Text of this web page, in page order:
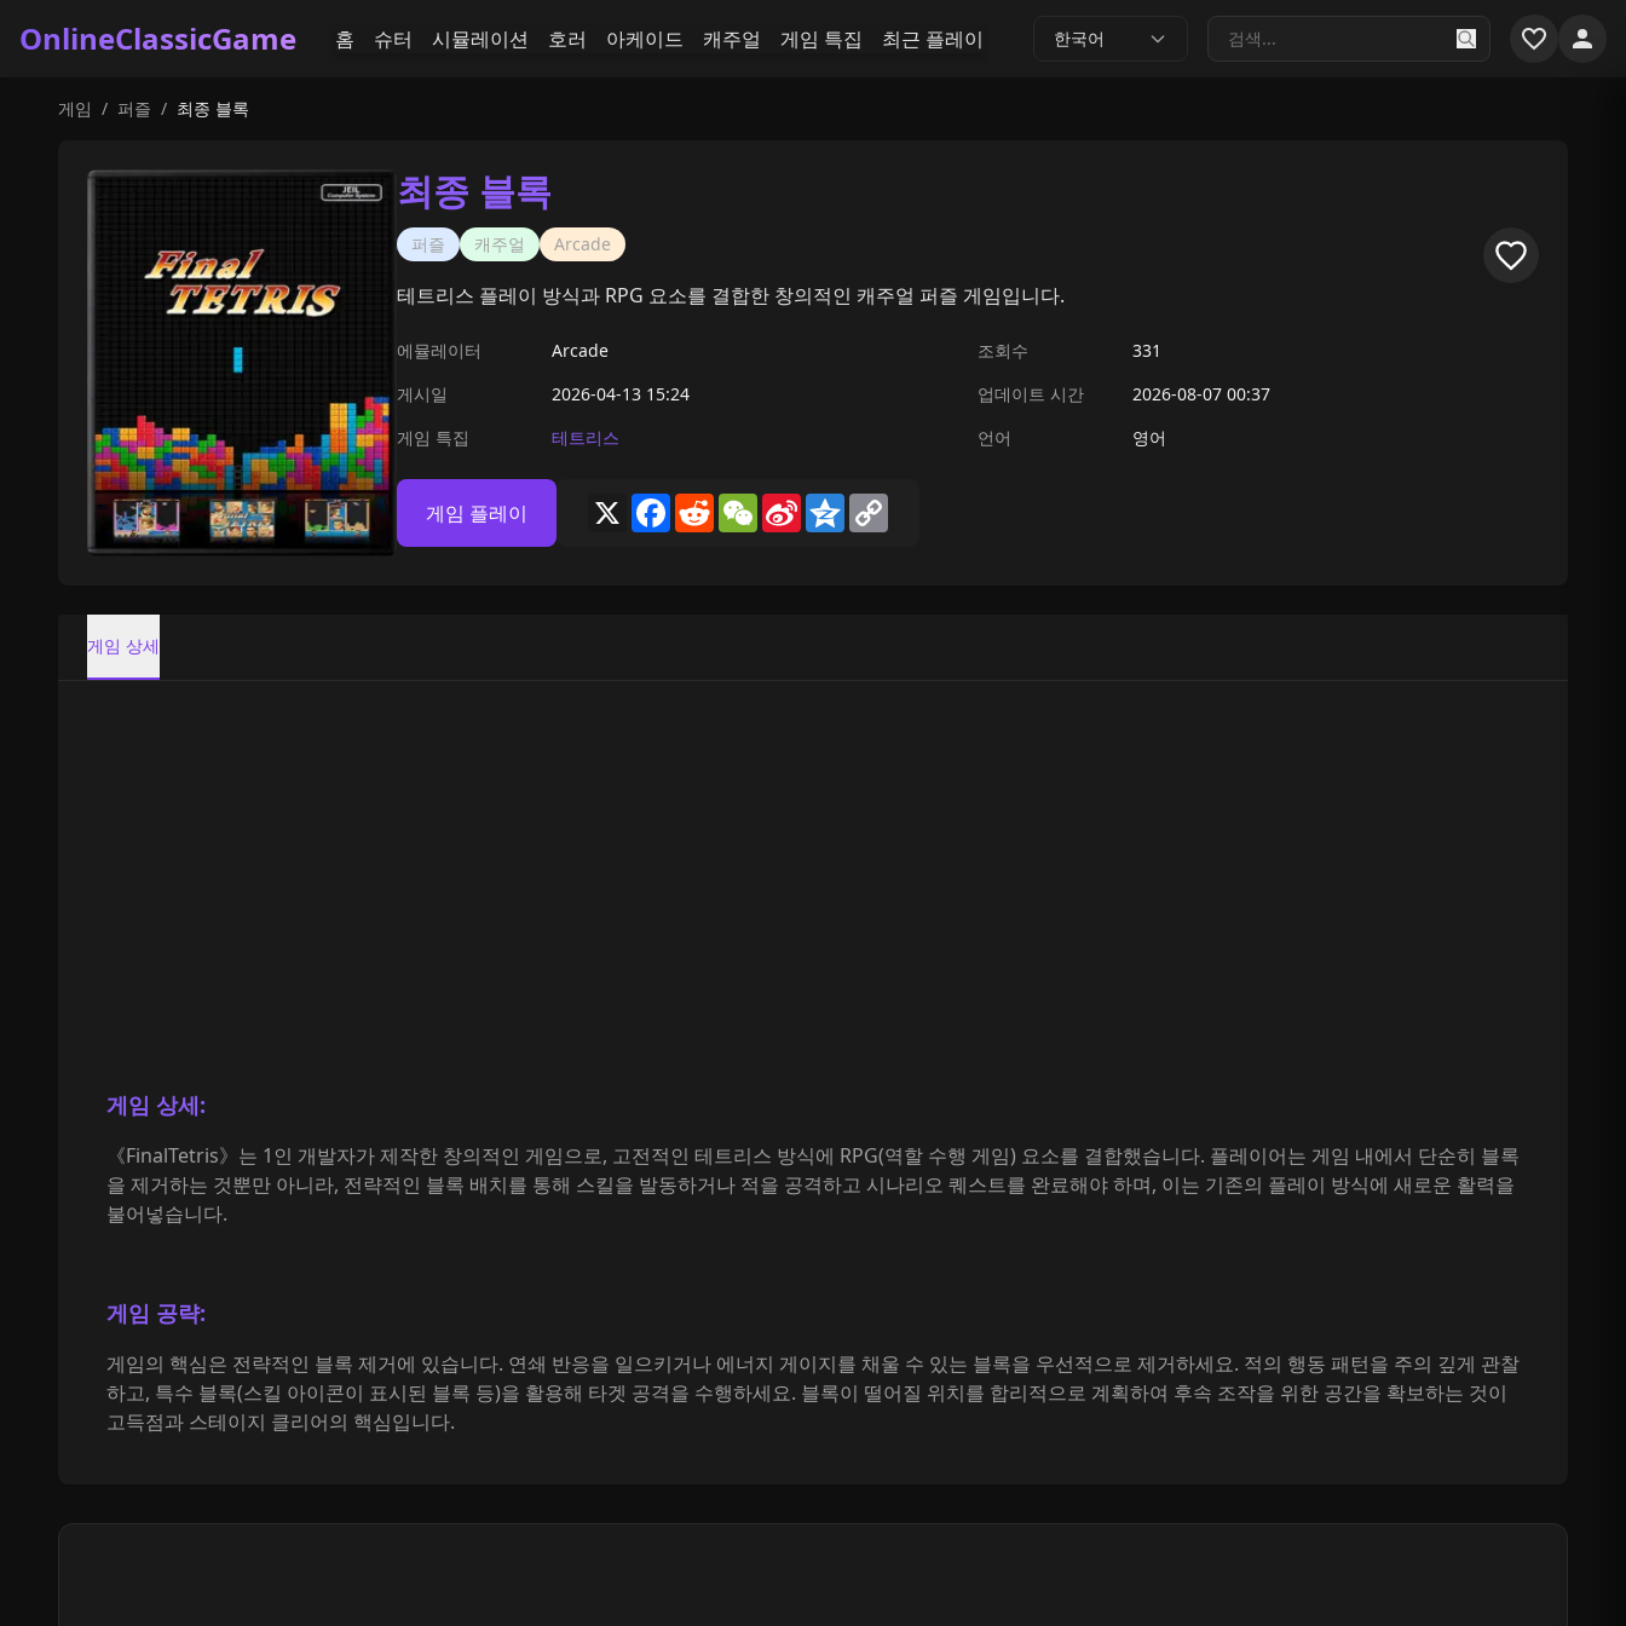
OnlineClassicGame 홈 슈터 시뮬레이션 호러 아케이드 캐주얼 게임 특집 최근 플레이 한국어
게임 / 퍼즐 / 최종 블록
최종 블록
퍼즐 캐주얼 Arcade
테트리스 플레이 방식과 RPG 요소를 결합한 창의적인 캐주얼 퍼즐 게임입니다.
에뮬레이터 Arcade 조회수
331
게시일
2026-04-13 15:24 업데이트 시간
2026-08-07 00:37
게임 특집
테트리스 언어 영어
게임 플레이 X Facebook
RedditWeChat
Sina
Weibo
Qzone
게임 상세
게임 상세:
《FinalTetris》는 1인 개발자가 제작한 창의적인 게임으로, 고전적인 테트리스 방식에 RPG(역할 수행 게임) 요소를 결합했습니다. 플레이어는 게임 내에서 단순히 블록
을 제거하는 것뿐만 아니라, 전략적인 블록 배치를 통해 스킬을 발동하거나 적을 공격하고 시나리오 퀘스트를 완료해야 하며, 이는 기존의 플레이 방식에 새로운 활력을
불어넣습니다.
게임 공략:
게임의 핵심은 전략적인 블록 제거에 있습니다. 연쇄 반응을 일으키거나 에너지 게이지를 채울 수 있는 블록을 우선적으로 제거하세요. 적의 행동 패턴을 주의 깊게 관찰
하고, 특수 블록(스킬 아이콘이 표시된 블록 등)을 활용해 타겟 공격을 수행하세요. 블록이 떨어질 위치를 합리적으로 계획하여 후속 조작을 위한 공간을 확보하는 것이
고득점과 스테이지 클리어의 핵심입니다.